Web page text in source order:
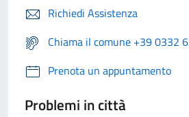
Richiedi Assistenza
Chiama il comune +39 0332
Prenota un appuntamento
Problemi in città